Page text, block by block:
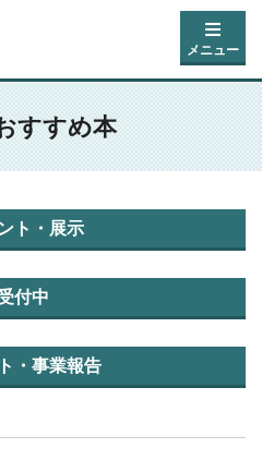
メニュー
すすめ本
ト・展示
付中
・事業報告